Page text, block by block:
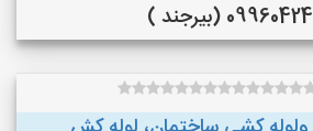
(بیرجند )